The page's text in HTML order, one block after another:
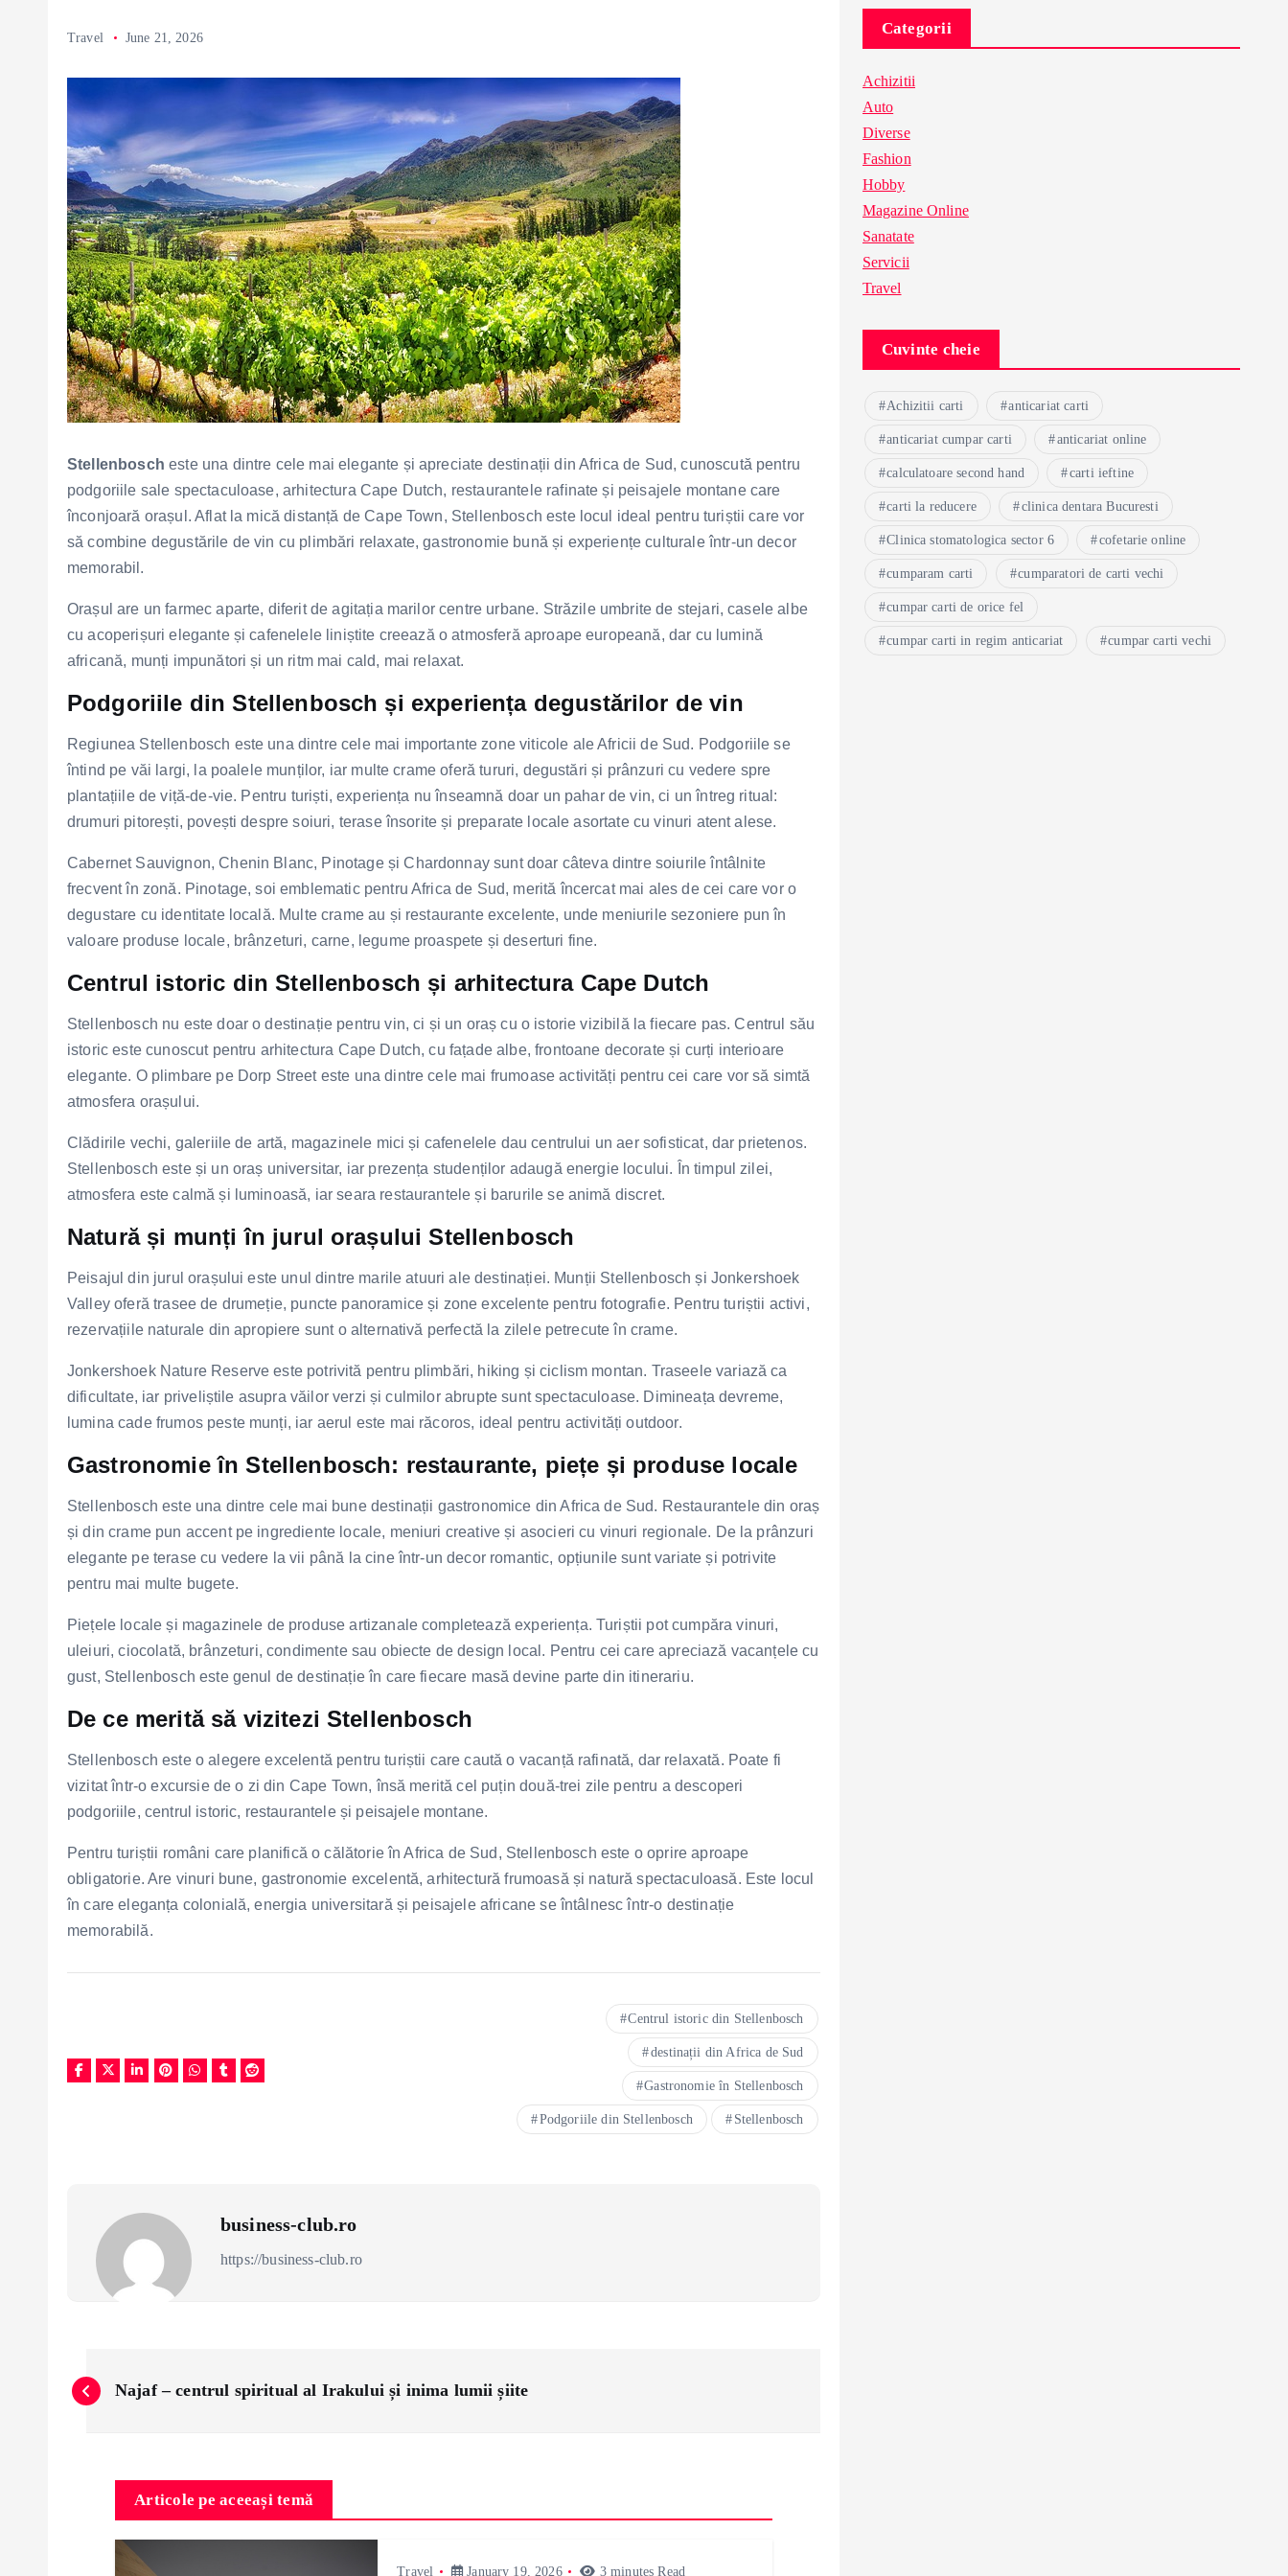
Travel June 21, 2026
Stellenbosch este una dintre cele mai elegante și apreciate destinații din Africa de Sud, cunoscută pentru
podgoriile sale spectaculoase, arhitectura Cape Dutch, restaurantele rafinate și peisajele montane care
înconjoară orașul. Aflat la mică distanță de Cape Town, Stellenbosch este locul ideal pentru turiștii care vor
să combine degustările de vin cu plimbări relaxate, gastronomie bună și experiențe culturale într-un decor
memorabil.
Orașul are un farmec aparte, diferit de agitația marilor centre urbane. Străzile umbrite de stejari, casele albe
cu acoperișuri elegante și cafenelele liniștite creează o atmosferă aproape europeană, dar cu lumină
africană, munți impunători și un ritm mai cald, mai relaxat.
Podgoriile din Stellenbosch și experiența degustărilor de vin
Regiunea Stellenbosch este una dintre cele mai importante zone viticole ale Africii de Sud. Podgoriile se
întind pe văi largi, la poalele munților, iar multe crame oferă tururi, degustări și prânzuri cu vedere spre
plantațiile de viță-de-vie. Pentru turiști, experiența nu înseamnă doar un pahar de vin, ci un întreg ritual:
drumuri pitorești, povești despre soiuri, terase însorite și preparate locale asortate cu vinuri atent alese.
Cabernet Sauvignon, Chenin Blanc, Pinotage și Chardonnay sunt doar câteva dintre soiurile întâlnite
frecvent în zonă. Pinotage, soi emblematic pentru Africa de Sud, merită încercat mai ales de cei care vor o
degustare cu identitate locală. Multe crame au și restaurante excelente, unde meniurile sezoniere pun în
valoare produse locale, brânzeturi, carne, legume proaspete și deserturi fine.
Centrul istoric din Stellenbosch și arhitectura Cape Dutch
Stellenbosch nu este doar o destinație pentru vin, ci și un oraș cu o istorie vizibilă la fiecare pas. Centrul său
istoric este cunoscut pentru arhitectura Cape Dutch, cu fațade albe, frontoane decorate și curți interioare
elegante. O plimbare pe Dorp Street este una dintre cele mai frumoase activități pentru cei care vor să simtă
atmosfera orașului.
Clădirile vechi, galeriile de artă, magazinele mici și cafenelele dau centrului un aer sofisticat, dar prietenos.
Stellenbosch este și un oraș universitar, iar prezența studenților adaugă energie locului. În timpul zilei,
atmosfera este calmă și luminoasă, iar seara restaurantele și barurile se animă discret.
Natură și munți în jurul orașului Stellenbosch
Peisajul din jurul orașului este unul dintre marile atuuri ale destinației. Munții Stellenbosch și Jonkershoek
Valley oferă trasee de drumeție, puncte panoramice și zone excelente pentru fotografie. Pentru turiștii activi,
rezervațiile naturale din apropiere sunt o alternativă perfectă la zilele petrecute în crame.
Jonkershoek Nature Reserve este potrivită pentru plimbări, hiking și ciclism montan. Traseele variază ca
dificultate, iar priveliștile asupra văilor verzi și culmilor abrupte sunt spectaculoase. Dimineața devreme,
lumina cade frumos peste munți, iar aerul este mai răcoros, ideal pentru activități outdoor.
Gastronomie în Stellenbosch: restaurante, piețe și produse locale
Stellenbosch este una dintre cele mai bune destinații gastronomice din Africa de Sud. Restaurantele din oraș
și din crame pun accent pe ingrediente locale, meniuri creative și asocieri cu vinuri regionale. De la prânzuri
elegante pe terase cu vedere la vii până la cine într-un decor romantic, opțiunile sunt variate și potrivite
pentru mai multe bugete.
Piețele locale și magazinele de produse artizanale completează experiența. Turiștii pot cumpăra vinuri,
uleiuri, ciocolată, brânzeturi, condimente sau obiecte de design local. Pentru cei care apreciază vacanțele cu
gust, Stellenbosch este genul de destinație în care fiecare masă devine parte din itinerariu.
De ce merită să vizitezi Stellenbosch
Stellenbosch este o alegere excelentă pentru turiștii care caută o vacanță rafinată, dar relaxată. Poate fi
vizitat într-o excursie de o zi din Cape Town, însă merită cel puțin două-trei zile pentru a descoperi
podgoriile, centrul istoric, restaurantele și peisajele montane.
Pentru turiștii români care planifică o călătorie în Africa de Sud, Stellenbosch este o oprire aproape
obligatorie. Are vinuri bune, gastronomie excelentă, arhitectură frumoasă și natură spectaculoasă. Este locul
în care eleganța colonială, energia universitară și peisajele africane se întâlnesc într-o destinație
memorabilă.
Centrul istoric din Stellenbosch
destinații din Africa de Sud
Gastronomie în Stellenbosch
Podgoriile din Stellenbosch Stellenbosch
business-club.ro
https://business-club.ro
P
Najaf – centrul spiritual al Irakului și inima lumii șiite
Articole pe aceeași temă
Travel January 19, 2026 3 minutes Read
Categorii
Achizitii
Auto
Diverse
Fashion
Hobby
Magazine Online
Sanatate
Servicii
Travel
Cuvinte cheie
Achizitii carti anticariat carti
anticariat cumpar carti anticariat online
calculatoare second hand carti ieftine
carti la reducere clinica dentara Bucuresti
Clinica stomatologica sector 6 cofetarie online
cumparam carti cumparatori de carti vechi
cumpar carti de orice fel
cumpar carti in regim anticariat cumpar carti vechi